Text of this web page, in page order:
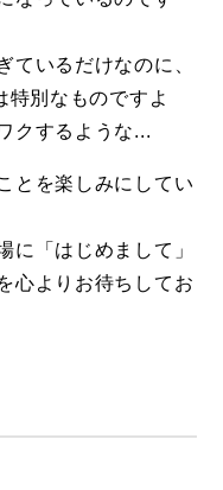
ているだけなのに、
特別なものですよ
クするような...
とを楽しみにしてい
に「はじめまして」
心よりお待ちしてお